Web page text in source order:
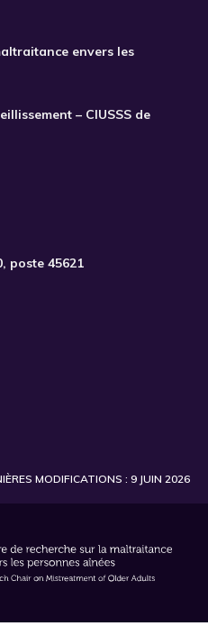
envers les
– CIUSSS de
, poste 45621
MODIFICATIONS : 9 JUIN 2026